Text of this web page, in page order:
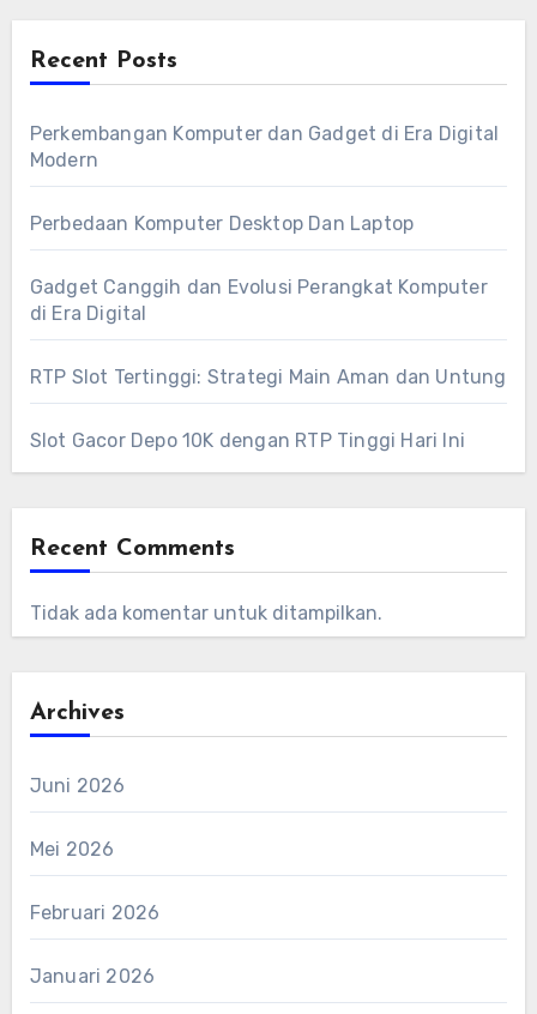
Recent Posts
Perkembangan Komputer dan Gadget di Era Digital
Modern
Perbedaan Komputer Desktop Dan Laptop
Gadget Canggih dan Evolusi Perangkat Komputer
di Era Digital
RTP Slot Tertinggi: Strategi Main Aman dan Untung
Slot Gacor Depo 10K dengan RTP Tinggi Hari Ini
Recent Comments
Tidak ada komentar untuk ditampilkan.
Archives
Juni 2026
Mei 2026
Februari 2026
Januari 2026